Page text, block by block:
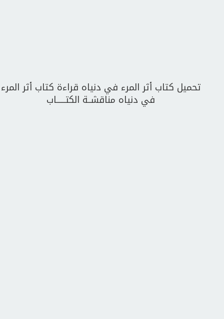
تحميل كتاب أثر المرء في دنياه قراءة كتاب أثر المرء
في دنياه مناقشــة الكتــــــاب